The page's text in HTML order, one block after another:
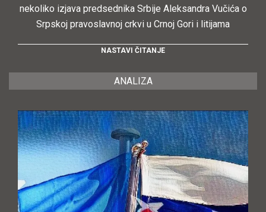
nekoliko izjava predsednika Srbije Aleksandra Vučića o
Srpskoj pravoslavnoj crkvi u Crnoj Gori i litijama
NASTAVI ČITANJE
ANALIZA